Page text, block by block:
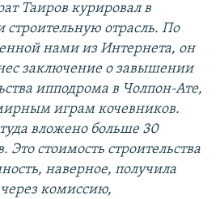
Таиров курировал в
строительную отрасль. По
нами из Интернета, он
заключение о завышении
ипподрома в Чолпон-Ате,
играм кочевников.
вложено больше 30
Это стоимость строительства
наверное, получила
комиссию,